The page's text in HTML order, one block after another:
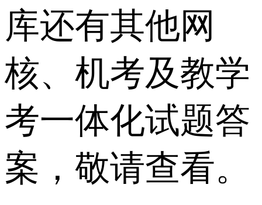
库还有其他网
核、机考及教学
考一体化试题答
案，敬请查看。